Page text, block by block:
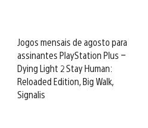
Jogos mensais de agosto para
assinantes PlayStation Plus –
Dying Light 2 Stay Human:
Reloaded Edition, Big Walk,
Signalis